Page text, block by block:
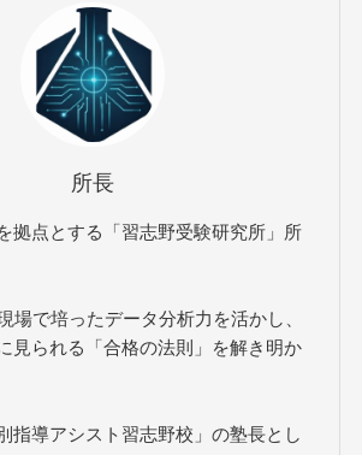
所長
拠点とする「習志野受験研究所」所
場で培ったデータ分析力を活かし、
見られる「合格の法則」を解き明か
指導アシスト習志野校」の塾長とし